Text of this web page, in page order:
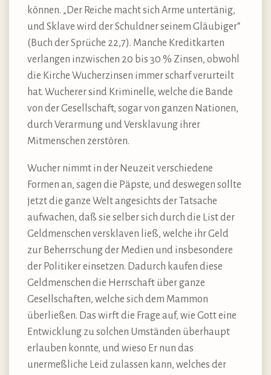
können. „Der Reiche macht sich Arme untertänig,
und Sklave wird der Schuldner seinem Gläubiger“
(Buch der Sprüche 22,7). Manche Kreditkarten
verlangen inzwischen 20 bis 30 % Zinsen, obwohl
die Kirche Wucherzinsen immer scharf verurteilt
hat. Wucherer sind Kriminelle, welche die Bande
von der Gesellschaft, sogar von ganzen Nationen,
durch Verarmung und Versklavung ihrer
Mitmenschen zerstören.
Wucher nimmt in der Neuzeit verschiedene
Formen an, sagen die Päpste, und deswegen sollte
jetzt die ganze Welt angesichts der Tatsache
aufwachen, daß sie selber sich durch die List der
Geldmenschen versklaven ließ, welche ihr Geld
zur Beherrschung der Medien und insbesondere
der Politiker einsetzen. Dadurch kaufen diese
Geldmenschen die Herrschaft über ganze
Gesellschaften, welche sich dem Mammon
überließen. Das wirft die Frage auf, wie Gott eine
Entwicklung zu solchen Umständen überhaupt
erlauben konnte, und wieso Er nun das
unermeßliche Leid zulassen kann, welches der